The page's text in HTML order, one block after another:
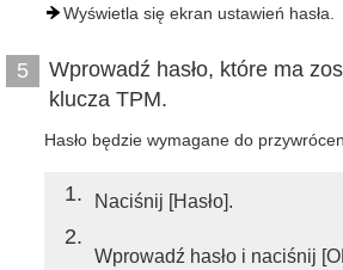
Wyświetla się ekran ustawień hasła.
5
Wprowadź hasło, które ma
klucza TPM.
Hasło będzie wymagane do
1 Naciśnij [Hasło].
2
Wprowadź hasło i naciśnij